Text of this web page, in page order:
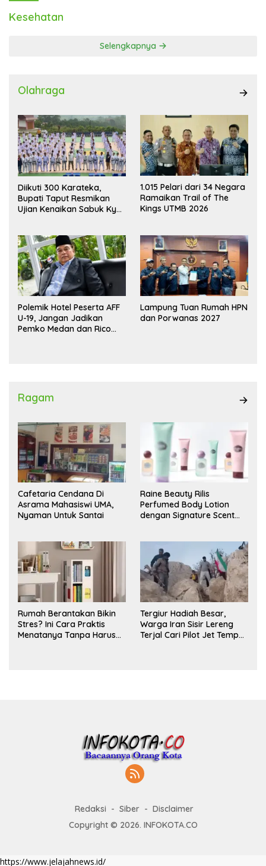
Kesehatan
Selengkapnya
Olahraga
Diikuti 300 Karateka,
Bupati Taput Resmikan
Ujian Kenaikan Sabuk Kyu
1.015 Pelari dari 34 Negara
Ramaikan Trail of The
Kings UTMB 2026
Polemik Hotel Peserta AFF
U-19, Jangan Jadikan
Pemko Medan dan Rico
Lampung Tuan Rumah HPN
dan Porwanas 2027
Ragam
Cafetaria Cendana Di
Asrama Mahasiswi UMA,
Nyaman Untuk Santai
Raine Beauty Rilis
Perfumed Body Lotion
dengan Signature Scent
Rumah Berantakan Bikin
Stres? Ini Cara Praktis
Menatanya Tanpa Harus
Tergiur Hadiah Besar,
Warga Iran Sisir Lereng
Terjal Cari Pilot Jet Tempur
Redaksi Siber
Disclaimer
Copyright © 2026. INFOKOTA.CO
https://www.jelajahnews.id/